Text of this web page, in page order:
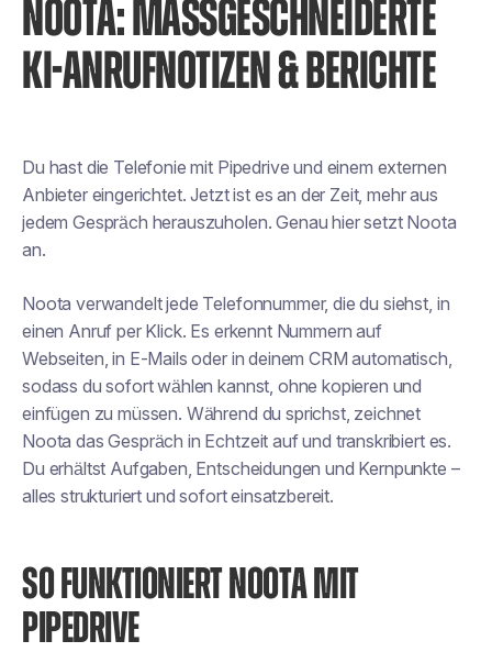
NOOTA: MASSGESCHNEIDERTE K
I-ANRUFNOTIZEN & BERICHTE
Du hast die Telefonie mit Pipedrive und einem externen
Anbieter eingerichtet. Jetzt ist es an der Zeit, mehr aus
jedem Gespräch herauszuholen. Genau hier setzt Noota
an.
Noota verwandelt jede Telefonnummer, die du siehst, in
einen Anruf per Klick. Es erkennt Nummern auf
Webseiten, in E-Mails oder in deinem CRM automatisch,
sodass du sofort wählen kannst, ohne kopieren und
einfügen zu müssen. Während du sprichst, zeichnet
Noota das Gespräch in Echtzeit auf und transkribiert es.
Du erhältst Aufgaben, Entscheidungen und Kernpunkte –
alles strukturiert und sofort einsatzbereit.
SO FUNKTIONIERT NOOTA MIT
PIPEDRIVE